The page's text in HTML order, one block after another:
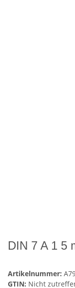
DIN 7 A 1 5
Artikelnummer:
GTIN: Nicht